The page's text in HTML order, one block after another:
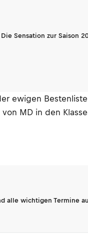
Sensation zur Saison
ewigen
MD in den
alle wichtigen Termine